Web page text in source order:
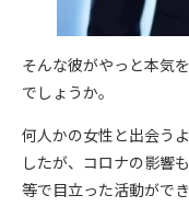
そんな彼がやっと本気
でしょうか。
何人かの女性と出会う
したが、コロナの影響
等で目立った活動がで